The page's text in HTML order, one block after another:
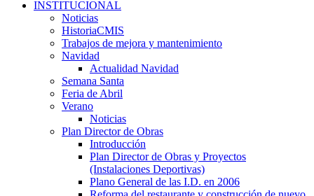
INSTITUCIONAL
Noticias
HistoriaCMIS
Trabajos de mejora y mantenimiento
Navidad
Actualidad Navidad
Semana Santa
Feria de Abril
Verano
Noticias
Plan Director de Obras
Introducción
Plan Director de Obras y Proyectos
(Instalaciones Deportivas)
Plano General de las I.D. en 2006